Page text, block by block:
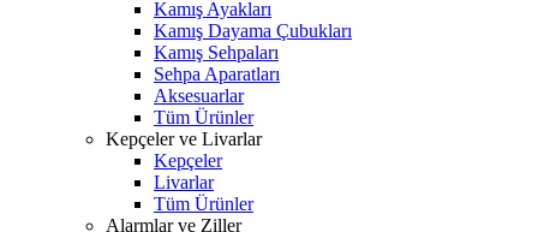
Kamış Ayakları
Kamış Dayama Çubukları
Kamış Sehpaları
Sehpa Aparatları
Aksesuarlar
Tüm Ürünler
Kepçeler ve Livarlar
Kepçeler
Livarlar
Tüm Ürünler
Alarmlar ve Ziller